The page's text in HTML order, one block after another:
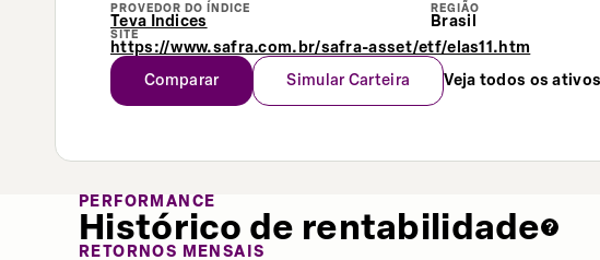
PROVEDOR DO ÍNDICE
Teva Indices
REGIÃO
Brasil
SITE
https://www.safra.com.br/safra-asset/etf/elas11.htm
Comparar
Simular Carteira Veja todos os
PERFORMANCE
Histórico de rentabilidade
RETORNOS MENSAIS